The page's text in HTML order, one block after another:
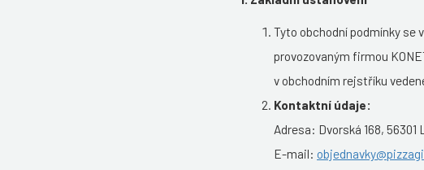
Tyto obchodní podmínky se
provozovaným firmou
v obchodním rejstříku
Kontaktní údaje:
Adresa: Dvorská 168, 56301
E-mail: